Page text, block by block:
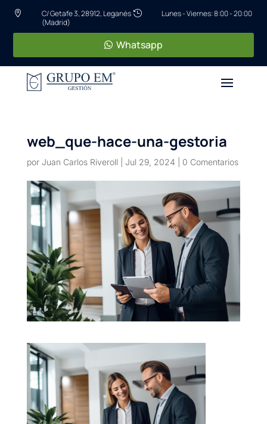

C/ Getafe 3, 28912, Leganés
(Madrid)
 Lunes - Viernes: 8:00 - 20:00
Whatsapp
web_que-hace-una-gestoria
por Juan Carlos Riveroll Jul 29, 2024 0 Comentarios